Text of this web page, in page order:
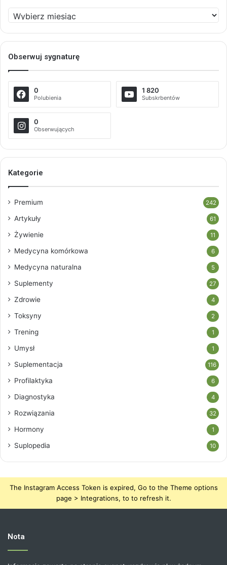
Archiwum
Obserwuj sygnaturę
0
Polubienia
1 820
Subskrbentów
0
Obserwujących
Kategorie
Premium 242
Artykuły 61
Żywienie 11
Medycyna komórkowa 6
Medycyna naturalna 5
Suplementy 27
Zdrowie 4
Toksyny 2
Trening 1
Umysł 1
Suplementacja 116
Profilaktyka 6
Diagnostyka 4
Rozwiązania 32
Hormony 1
Suplopedia 10
The Instagram Access Token is expired, Go to the Theme options
page > Integrations, to to refresh it.
Nota